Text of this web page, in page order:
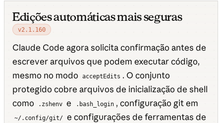
Edições automáticas mais seguras
v2.1.160
Claude Code agora solicita confirmação antes de
escrever arquivos que podem executar código,
mesmo no modo
acceptEdits . O conjunto
protegido cobre arquivos de inicialização de shell
como
.zshenv e .bash_login , configuração git em
~/.config/git/ e configurações de ferramentas de